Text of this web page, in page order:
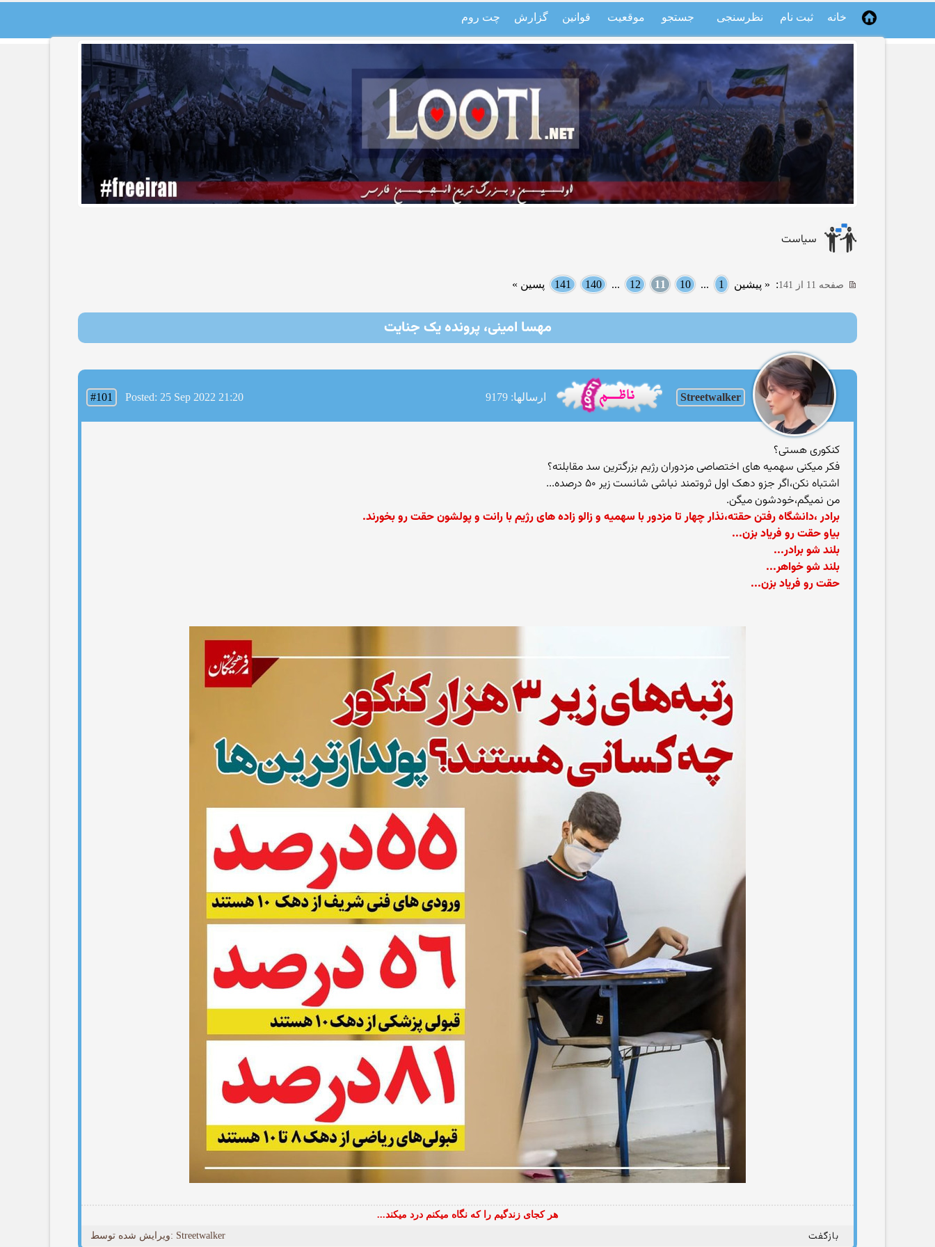
خانه ثبت نام نظرسنجی جستجو موقعیت قوانین گزارش چت روم
سیاست
صفحه 11 از 141 : « پیشین 1
...
10
11
12
...
140
141 پسین »
مهسا امینی، پرونده یک جنایت
Streetwalker ارسالها: 9179 #101 Posted: 25 Sep 2022 21:20
کنکوری هستی؟
فکر میکنی سهمیه های اختصاصی مزدوران رژیم بزرگترین سد مقابلته؟
اشتباه نکن،اگر جزو دهک اول ثروتمند نباشی شانست زیر ۵۰ درصده...
من نمیگم،خودشون میگن.
برادر ،دانشگاه رفتن حقته،نذار چهار تا مزدور با سهمیه و زالو زاده های رژیم با رانت و پولشون حقت رو بخورند.
بیاو حقت رو فریاد بزن...
بلند شو برادر...
بلند شو خواهر...
حقت رو فریاد بزن...
هر کجای زندگیم را که نگاه میکنم درد میکند...
بازگفت ویرایش شده توسط: Streetwalker